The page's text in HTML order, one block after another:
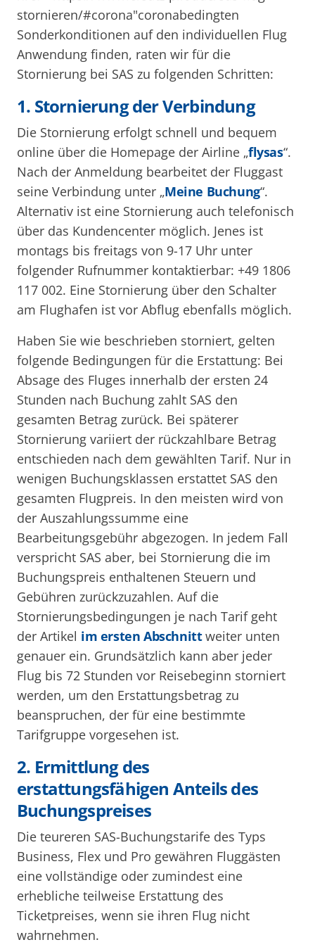
stornieren/#corona"coronabedingten
Sonderkonditionen auf den individuellen Flug
Anwendung finden, raten wir für die
Stornierung bei SAS zu folgenden Schritten:
1. Stornierung der Verbindung
Die Stornierung erfolgt schnell und bequem
online über die Homepage der Airline „flysas“.
Nach der Anmeldung bearbeitet der Fluggast
seine Verbindung unter „Meine Buchung“.
Alternativ ist eine Stornierung auch telefonisch
über das Kundencenter möglich. Jenes ist
montags bis freitags von 9-17 Uhr unter
folgender Rufnummer kontaktierbar: +49 1806
117 002. Eine Stornierung über den Schalter
am Flughafen ist vor Abflug ebenfalls möglich.
Haben Sie wie beschrieben storniert, gelten
folgende Bedingungen für die Erstattung: Bei
Absage des Fluges innerhalb der ersten 24
Stunden nach Buchung zahlt SAS den
gesamten Betrag zurück. Bei späterer
Stornierung variiert der rückzahlbare Betrag
entschieden nach dem gewählten Tarif. Nur in
wenigen Buchungsklassen erstattet SAS den
gesamten Flugpreis. In den meisten wird von
der Auszahlungssumme eine
Bearbeitungsgebühr abgezogen. In jedem Fall
verspricht SAS aber, bei Stornierung die im
Buchungspreis enthaltenen Steuern und
Gebühren zurückzuzahlen. Auf die
Stornierungsbedingungen je nach Tarif geht
der Artikel im ersten Abschnittweiter unten
genauer ein. Grundsätzlich kann aber jeder
Flug bis 72 Stunden vor Reisebeginn storniert
werden, um den Erstattungsbetrag zu
beanspruchen, der für eine bestimmte
Tarifgruppe vorgesehen ist.
2. Ermittlung des
erstattungsfähigen Anteils des
Buchungspreises
Die teureren SAS-Buchungstarife des Typs
Business, Flex und Pro gewähren Fluggästen
eine vollständige oder zumindest eine
erhebliche teilweise Erstattung des
Ticketpreises, wenn sie ihren Flug nicht
wahrnehmen.